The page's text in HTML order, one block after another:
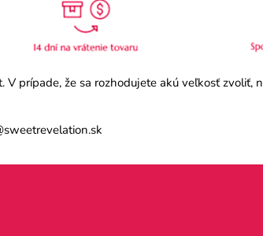
prípade, že sa rozhodujete akú veľkosť zvoliť,